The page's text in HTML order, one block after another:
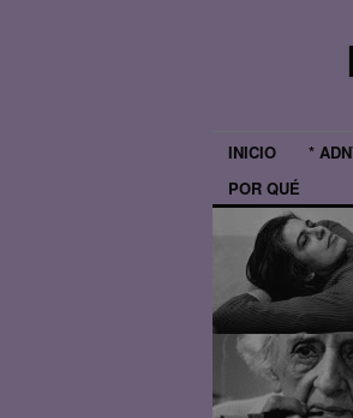
INICIO *
POR QUÉ